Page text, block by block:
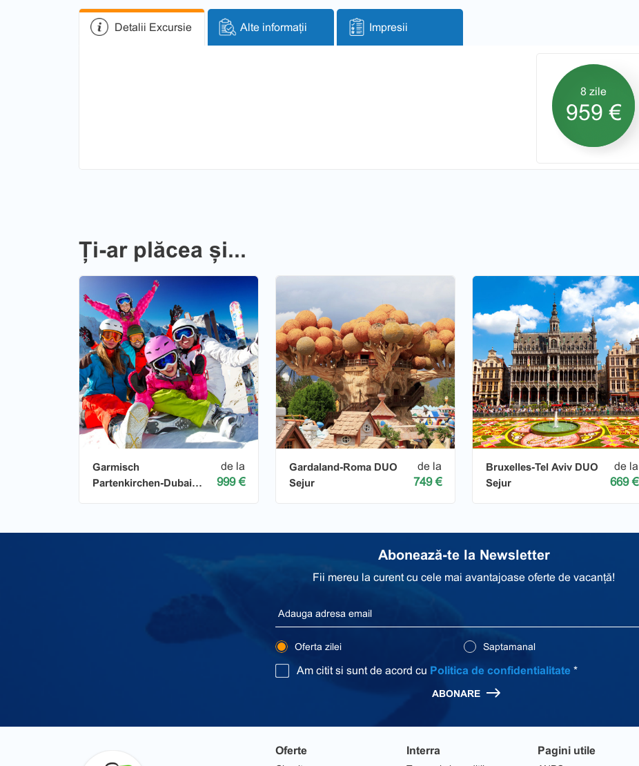
Detalii Excursie Alte informații Impresii
8 zile
959 €
Ți-ar plăcea și...
Garmisch
Partenkirchen-Dubai
de la
999 €
Gardaland-Roma DUO
Sejur
de la
749 €
Bruxelles-Tel Aviv DUO
Sejur
de la
669 €
Abonează-te la Newsletter
Fii mereu la curent cu cele mai avantajoase oferte de vacanță!
Oferta zilei Saptamanal
Am citit si sunt de acord cu Politica de confidentialitate *
ABONARE
Oferte Interra Pagini utile